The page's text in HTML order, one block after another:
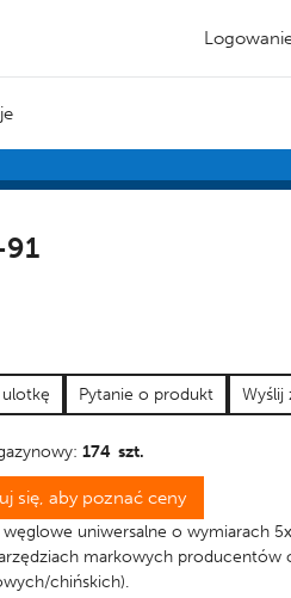
91
Pytanie o produkt Wyślij
174 szt.
się, aby poznać ceny
uniwersalne o wymiarach
markowych producentów
chińskich).